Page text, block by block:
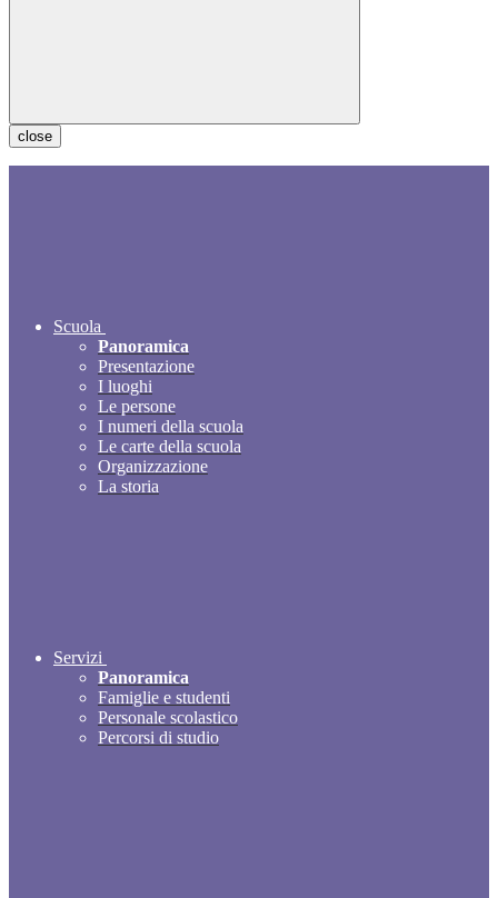
close
Scuola
Panoramica
Presentazione
I luoghi
Le persone
I numeri della scuola
Le carte della scuola
Organizzazione
La storia
Servizi
Panoramica
Famiglie e studenti
Personale scolastico
Percorsi di studio